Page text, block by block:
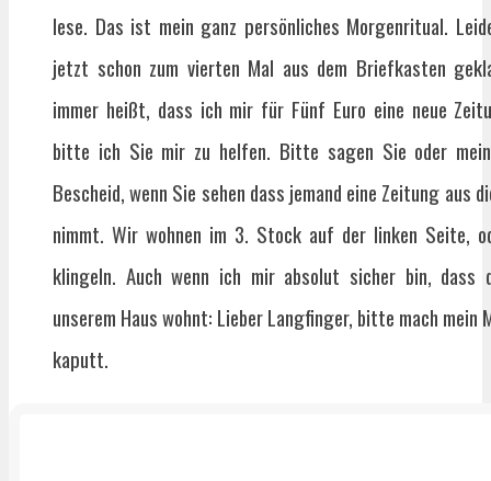
lese. Das ist mein ganz persönliches Morgenritual.
jetzt schon zum vierten Mal aus dem Briefkasten
immer heißt, dass ich mir für Fünf Euro eine neue
bitte ich Sie mir zu helfen. Bitte sagen Sie oder
Bescheid, wenn Sie sehen dass jemand eine Zeitung aus
nimmt. Wir wohnen im 3. Stock auf der linken Seite,
klingeln. Auch wenn ich mir absolut sicher bin, dass
unserem Haus wohnt: Lieber Langfinger, bitte mach
kaputt.